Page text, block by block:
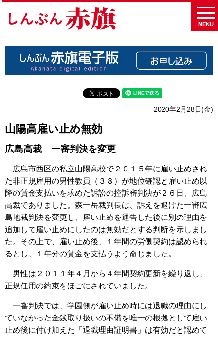
MENU
2020年2月28日(金)
山陽高雇い止め無効
広島高裁 一審判決を変更
広島市西区の私立山陽高校で２０１５年に雇い止めされ
た非正規雇用の男性教員（３８）が地位確認と雇い止め以
降の賃金支払いを求めた訴訟の控訴審判決が２６日、広島
高裁でありました。森一岳裁判長は、訴えを退けた一審広
島地裁判決を変更し、雇い止めを通告した後に別の理由を
追加して雇い止めにしたのは無効だとする判断を示しまし
た。その上で、雇い止め後、１年間の労働契約は認められ
るとし、１年分の賃金を支払うよう命じました。
男性は２０１１年４月から４年間契約更新を繰り返し、
正規任用の約束をほごにされていました。
一審判決では、学園側が雇い止め時には退職の理由にし
ていなかった金銭取り扱いの不備を唯一の根拠として雇い
止め後に付け加えた「退職理由証明書」は有効だと認めて